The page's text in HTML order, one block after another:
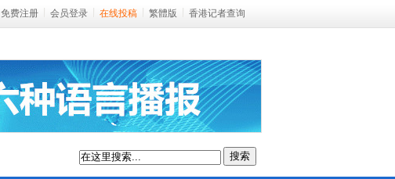
免费注册 会员登录 在线投稿 繁體版 香港记者查询
搜索